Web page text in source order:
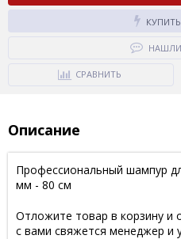
НАШЛИ
СРАВНИТЬ
Описание
Профессиональный шампур
мм - 80 см
Отложите товар в корзину и
с вами свяжется менеджер и